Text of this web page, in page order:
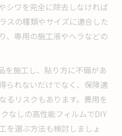
シワを完全に除去しなければ
スの種類やサイズに適合した
、専用の施工液やヘラなどの
を施工し、貼り方に不備があ
られないだけでなく、保険適
るリスクもあります。費用を
なしの高性能フィルムでDIY
を選ぶ方法も検討しましょ